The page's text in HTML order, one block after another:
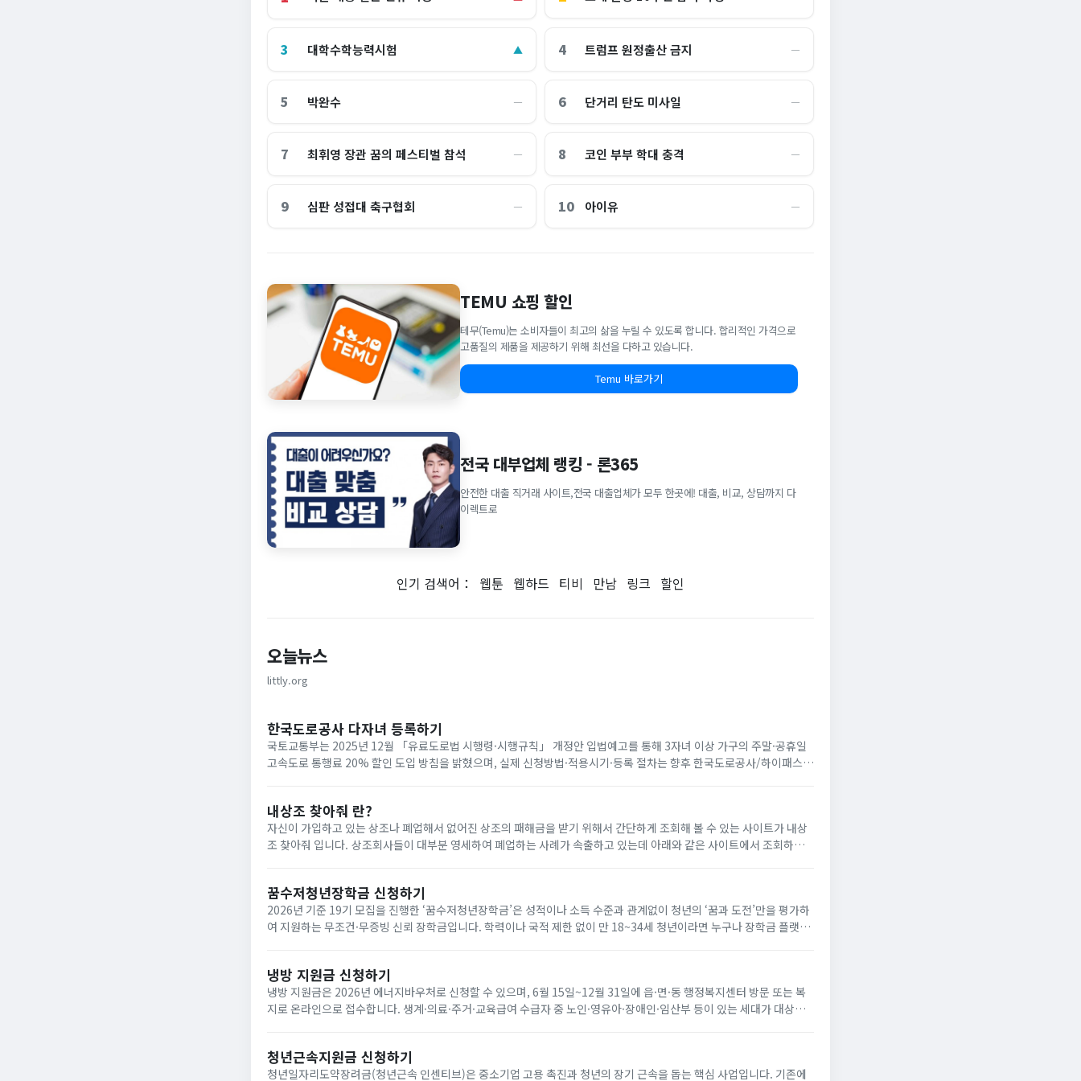
3 대학수학능력시험 ▲ 4 트럼프 원정출산 금지 ―
5 박완수 ― 6 단거리 탄도 미사일 ―
7 최휘영 장관 꿈의 페스티벌 참석 ― 8 코인 부부 학대 충격 ―
9 심판 성접대 축구협회 ― 10 아이유 ―
TEMU 쇼핑 할인
테무(Temu)는 소비자들이 최고의 삶을 누릴 수 있도록 합니다. 합리적인 가격으로
고품질의 제품을 제공하기 위해 최선을 다하고 있습니다.
Temu 바로가기
전국 대부업체 랭킹 - 론365
안전한 대출 직거래 사이트,전국 대출업체가 모두 한곳에! 대출, 비교, 상담까지 다
이렉트로
인기 검색어： 웹툰 웹하드 티비 만남 링크 할인
오늘뉴스
littly.org
한국도로공사 다자녀 등록하기
국토교통부는 2025년 12월 「유료도로법 시행령·시행규칙」 개정안 입법예고를 통해 3자녀 이상 가구의 주말·공휴일
고속도로 통행료 20% 할인 도입 방침을 밝혔으며, 실제 신청방법·적용시기·등록 절차는 향후 한국도로공사/하이패스
내상조 찾아줘 란?
자신이 가입하고 있는 상조나 폐업해서 없어진 상조의 패해금을 받기 위해서 간단하게 조회해 볼 수 있는 사이트가 내상
조 찾아줘 입니다. 상조회사들이 대부분 영세하여 폐업하는 사례가 속출하고 있는데 아래와 같은 사이트에서 조회하면
꿈수저청년장학금 신청하기
2026년 기준 19기 모집을 진행한 ‘꿈수저청년장학금’은 성적이나 소득 수준과 관계없이 청년의 ‘꿈과 도전’만을 평가하
여 지원하는 무조건·무증빙 신뢰 장학금입니다. 학력이나 국적 제한 없이 만 18~34세 청년이라면 누구나 장학금 플랫폼
냉방 지원금 신청하기
냉방 지원금은 2026년 에너지바우처로 신청할 수 있으며, 6월 15일~12월 31일에 읍·면·동 행정복지센터 방문 또는 복
지로 온라인으로 접수합니다. 생계·의료·주거·교육급여 수급자 중 노인·영유아·장애인·임산부 등이 있는 세대가 대상
청년근속지원금 신청하기
청년일자리도약장려금(청년근속 인센티브)은 중소기업 고용 촉진과 청년의 장기 근속을 돕는 핵심 사업입니다. 기존에